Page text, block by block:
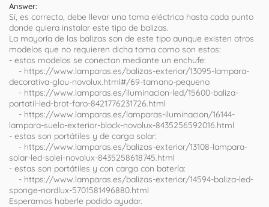
Answer:
Sí, es correcto, debe llevar una toma eléctrica hasta cada punto
donde quiera instalar este tipo de balizas.
La mayoría de las balizas son de este tipo aunque existen otros
modelos que no requieren dicha toma como son estos:
- estos modelos se conectan mediante un enchufe:
- https://www.lamparas.es/balizas-exterior/13095-lampara-
decorativa-glou-novolux.html#/69-tamano-pequeno
- https://www.lamparas.es/iluminacion-led/15600-baliza-
portatil-led-brot-faro-8421776231726.html
- https://www.lamparas.es/lamparas-iluminacion/16144-
lampara-suelo-exterior-block-novolux-8435256592016.html
- estas son portátiles y de carga solar:
- https://www.lamparas.es/balizas-exterior/13108-lampara-
solar-led-solei-novolux-8435258618745.html
- estas son portátiles y con carga con batería:
- https://www.lamparas.es/balizas-exterior/14594-baliza-led-
sponge-nordlux-5701581496880.html
Esperamos haberle podido ayudar.